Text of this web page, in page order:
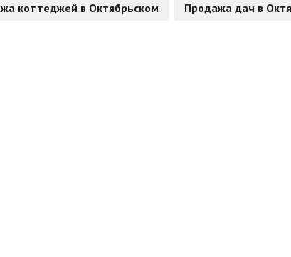
коттеджей в Октябрьском Продажа дач в